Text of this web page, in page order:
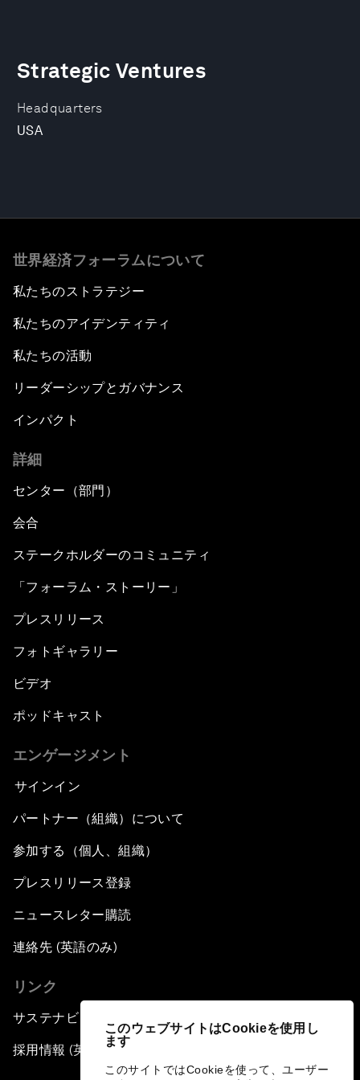
このウェブサイトはCookieを使用し
ます
このサイトではCookieを使って、ユーザー
Headquarters
USA
Strategic Ventures
世界経済フォーラムについて
私たちのストラテジー
私たちのアイデンティティ
私たちの活動
リーダーシップとガバナンス
インパクト
詳細
センター（部門）
会合
ステークホルダーのコミュニティ
「フォーラム・ストーリー」
プレスリリース
フォトギャラリー
ビデオ
ポッドキャスト
エンゲージメント
サインイン
パートナー（組織）について
参加する（個人、組織）
プレスリリース登録
ニュースレター購読
連絡先 (英語のみ)
リンク
サステナビリティへの取り組み
採用情報 (英語のみ)